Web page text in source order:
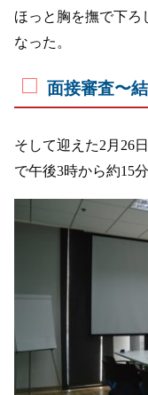
ほっと胸を撫で下ろ
なった。
面接審査〜
そして迎えた2月26
で午後3時から約15